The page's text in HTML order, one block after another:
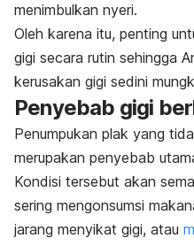
menimbulkan nyeri.
Oleh karena itu, penting
gigi secara rutin sehingga
kerusakan gigi sedini
Penyebab gigi
Penumpukan plak yang
merupakan penyebab
Kondisi tersebut akan
sering mengonsumsi
jarang menyikat gigi, atau m